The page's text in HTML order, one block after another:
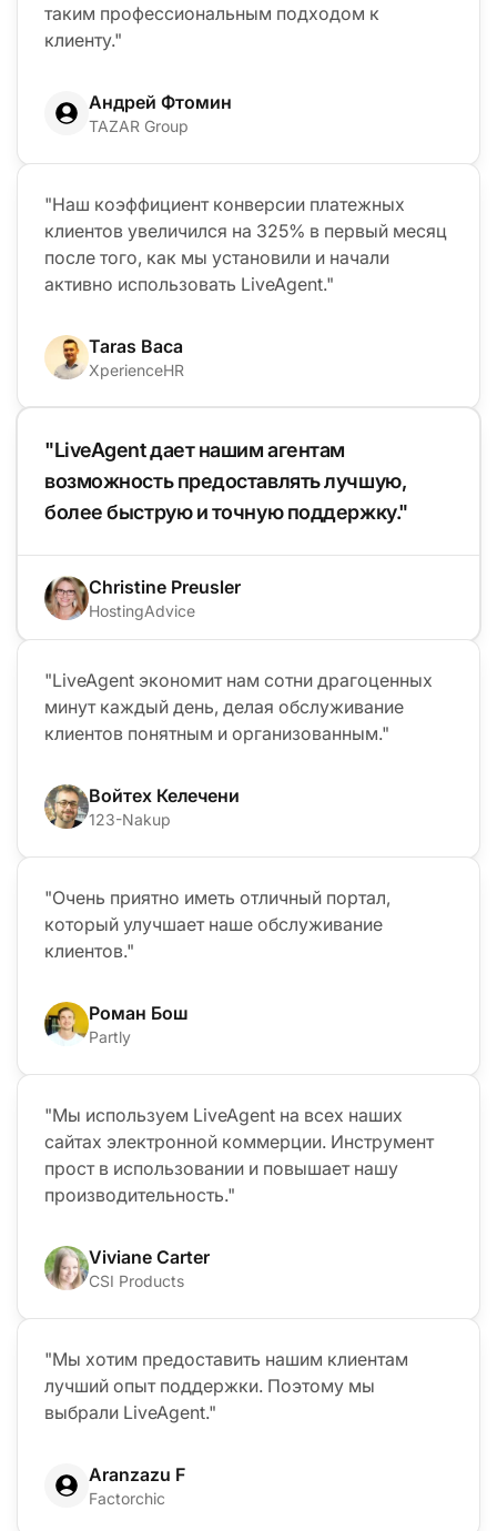
таким профессиональным подходом к
клиенту."
Андрей Фтомин
TAZAR Group
"Наш коэффициент конверсии платежных
клиентов увеличился на 325% в первый месяц
после того, как мы установили и начали
активно использовать LiveAgent."
Taras Baca
XperienceHR
"LiveAgent дает нашим агентам
возможность предоставлять лучшую,
более быструю и точную поддержку."
Christine Preusler
HostingAdvice
"LiveAgent экономит нам сотни драгоценных
минут каждый день, делая обслуживание
клиентов понятным и организованным."
Войтех Келечени
123-Nakup
"Очень приятно иметь отличный портал,
который улучшает наше обслуживание
клиентов."
Роман Бош
Partly
"Мы используем LiveAgent на всех наших
сайтах электронной коммерции. Инструмент
прост в использовании и повышает нашу
производительность."
Viviane Carter
CSI Products
"Мы хотим предоставить нашим клиентам
лучший опыт поддержки. Поэтому мы
выбрали LiveAgent."
Aranzazu F
Factorchic